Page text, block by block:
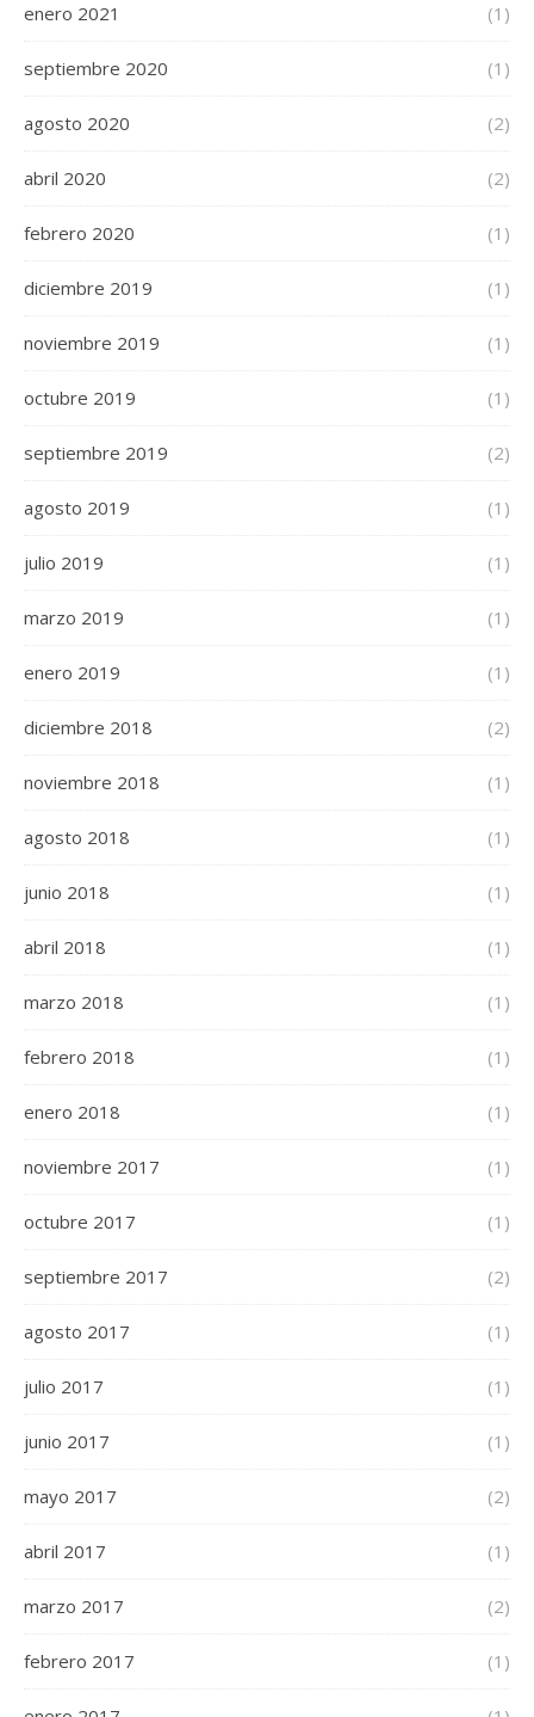
enero 2021 (1)
septiembre 2020 (1)
agosto 2020 (2)
abril 2020 (2)
febrero 2020 (1)
diciembre 2019 (1)
noviembre 2019 (1)
octubre 2019 (1)
septiembre 2019 (2)
agosto 2019 (1)
julio 2019 (1)
marzo 2019 (1)
enero 2019 (1)
diciembre 2018 (2)
noviembre 2018 (1)
agosto 2018 (1)
junio 2018 (1)
abril 2018 (1)
marzo 2018 (1)
febrero 2018 (1)
enero 2018 (1)
noviembre 2017 (1)
octubre 2017 (1)
septiembre 2017 (2)
agosto 2017 (1)
julio 2017 (1)
junio 2017 (1)
mayo 2017 (2)
abril 2017 (1)
marzo 2017 (2)
febrero 2017 (1)